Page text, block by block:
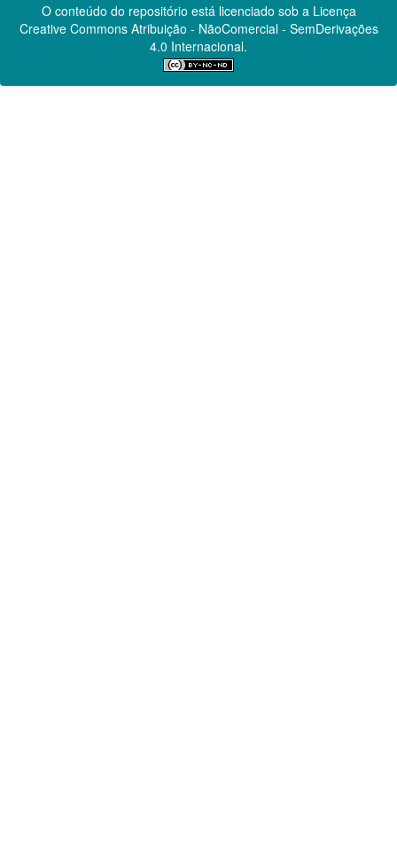
O conteúdo do repositório está licenciado sob a Licença
Creative CommonsAtribuição - NãoComercial - SemDerivações
4.0 Internacional.